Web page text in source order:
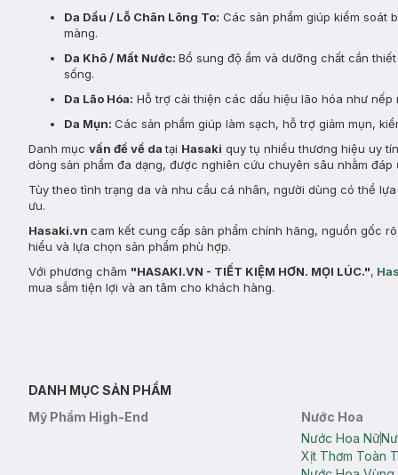
Da Dầu / Lỗ Chân Lông To: Các sản phẩm giúp kiểm soát
màng.
Da Khô / Mất Nước: Bổ sung độ ẩm và dưỡng chất cần
sống.
Da Lão Hóa: Hỗ trợ cải thiện các dấu hiệu lão hóa như
Da Mụn: Các sản phẩm giúp làm sạch, hỗ trợ giảm mụn,
Danh mục vấn đề về datại Hasaki quy tụ nhiều thương hiệu uy
dòng sản phẩm đa dạng, được nghiên cứu chuyên sâu nhằm
Tùy theo tình trạng da và nhu cầu cá nhân, người dùng có thể
ưu.
Hasaki.vn cam kết cung cấp sản phẩm chính hãng, nguồn gốc
hiểu và lựa chọn sản phẩm phù hợp.
Với phương châm "HASAKI.VN - TIẾT KIỆM HƠN. MỌI LÚC.",
mua sắm tiện lợi và an tâm cho khách hàng.
DANH MỤC SẢN PHẨM
Mỹ Phẩm High-End
Nước Hoa
Nước Hoa Nữ
Xịt Thơm Toàn